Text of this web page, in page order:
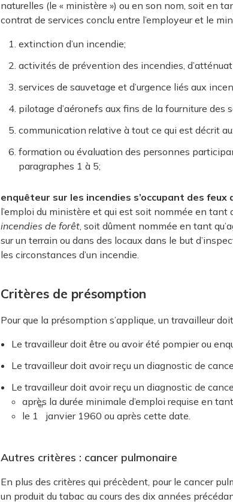
naturelles (le « ministère ») ou en son nom, soit en
contrat de services conclu entre l’employeur et le
extinction d’un incendie;
activités de prévention des incendies,
services de sauvetage et d’urgence liés aux
pilotage d’aéronefs aux fins de la fourniture des
communication relative à tout ce qui est décrit
formation ou évaluation des personnes
paragraphes 1 à 5;
enquêteur sur les incendies s’occupant des
l’emploi du ministère et qui est soit nommée en tant
incendies de forêt, soit dûment nommée en tant
sur un terrain ou dans des locaux dans le but
les circonstances d’un incendie.
Critères de présomption
Pour que la présomption s’applique, un travailleur
Le travailleur doit être ou avoir été pompier ou
Le travailleur doit avoir reçu un diagnostic de
Le travailleur doit avoir reçu un diagnostic de
après la durée minimale d’emploi requise en
le 1
er
janvier 1960 ou après cette date.
Autres critères : cancer pulmonaire
En plus des critères qui précèdent, pour le cancer
un produit du tabac au cours des dix années